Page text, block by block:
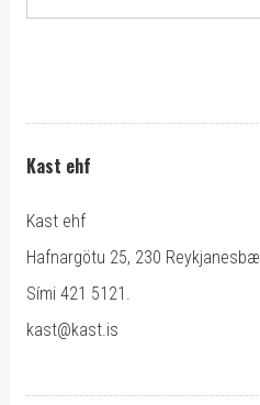
Kast ehf
Kast ehf
Hafnargötu 25, 230 Reykjanesbæ
Sími 421 5121.
kast@kast.is